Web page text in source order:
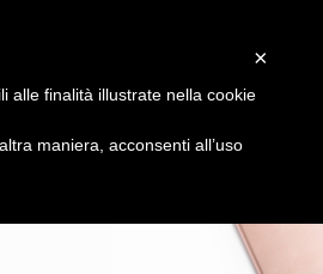
×
alle finalità illustrate nella cookie
maniera, acconsenti all’uso